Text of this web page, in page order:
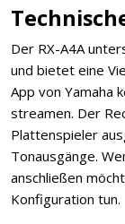
Der RX-A4A
und bietet eine
App von Yamaha
streamen. Der
Plattenspieler
Tonausgänge.
anschließen
Konfiguration tun.